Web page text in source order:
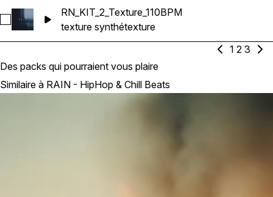
Sélectionnez RN_KIT_2_Texture_110BPM
RN_KIT_2_Texture_110BPM
texture synthétexture
1 2 3
Des packs qui pourraient vous plaire
Similaire à RAIN - HipHop & Chill Beats